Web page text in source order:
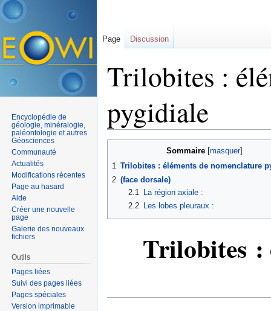
Trilobites :
pygidiale
Sommaire[ masquer]
1 Trilobites : éléments de nomenclature
2 (face dorsale)
2.1
La région axiale :
2.2
Les lobes pleuraux :
Trilobites :
Page Discussion
Encyclopédie de
géologie, minéralogie,
paléontologie et autres
Géosciences
Communauté
Actualités
Modifications récentes
Page au hasard
Aide
Créer une nouvelle
page
Galerie des nouveaux
fichiers
Outils
Pages liées
Suivi des pages liées
Pages spéciales
Version imprimable